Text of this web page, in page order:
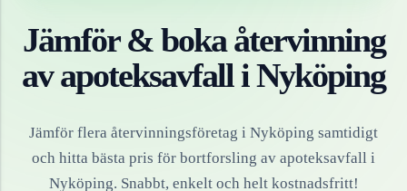
Jämför & boka återvinning
avapoteksavfalliNyköping
Jämför flera återvinningsföretag i Nyköping samtidigt
och hitta bästa pris för bortforsling av apoteksavfall i
Nyköping. Snabbt, enkelt och helt kostnadsfritt!